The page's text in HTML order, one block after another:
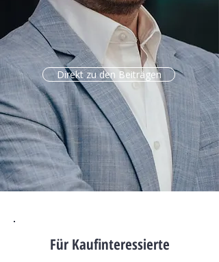
Direkt zu den Beiträgen
Für Kaufinteressierte